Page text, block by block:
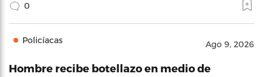
0
Policíacas Ago 9, 2026
Hombre recibe botellazo en medio de